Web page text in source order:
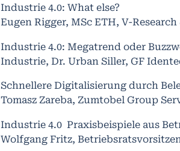
Industrie 4.0: What else?
Eugen Rigger, MSc ETH, V-
Industrie 4.0: Megatrend oder
Industrie, Dr. Urban Siller, GF
Schnellere Digitalisierung durch
Tomasz Zareba, Zumtobel Group
Industrie 4.0 ­ Praxisbeispiele aus
Wolfgang Fritz,